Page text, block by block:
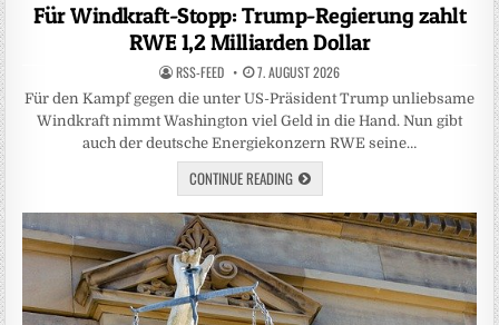
Für Windkraft-Stopp: Trump-Regierung zahlt
RWE 1,2 Milliarden Dollar
RSS-FEED 7. AUGUST 2026
Für den Kampf gegen die unter US-Präsident Trump unliebsame
Windkraft nimmt Washington viel Geld in die Hand. Nun gibt
auch der deutsche Energiekonzern RWE seine…
CONTINUE READING